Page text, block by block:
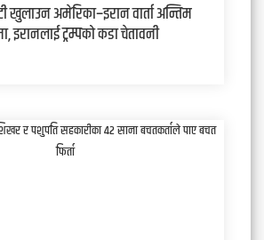
खुलाउन अमेरिका–इरान वार्ता अन्तिम
इरानलाई ट्रम्पको कडा चेतावनी